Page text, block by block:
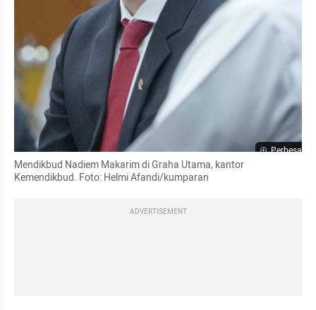
Perbesar
Mendikbud Nadiem Makarim di Graha Utama, kantor
Kemendikbud. Foto: Helmi Afandi/kumparan
ADVERTISEMENT